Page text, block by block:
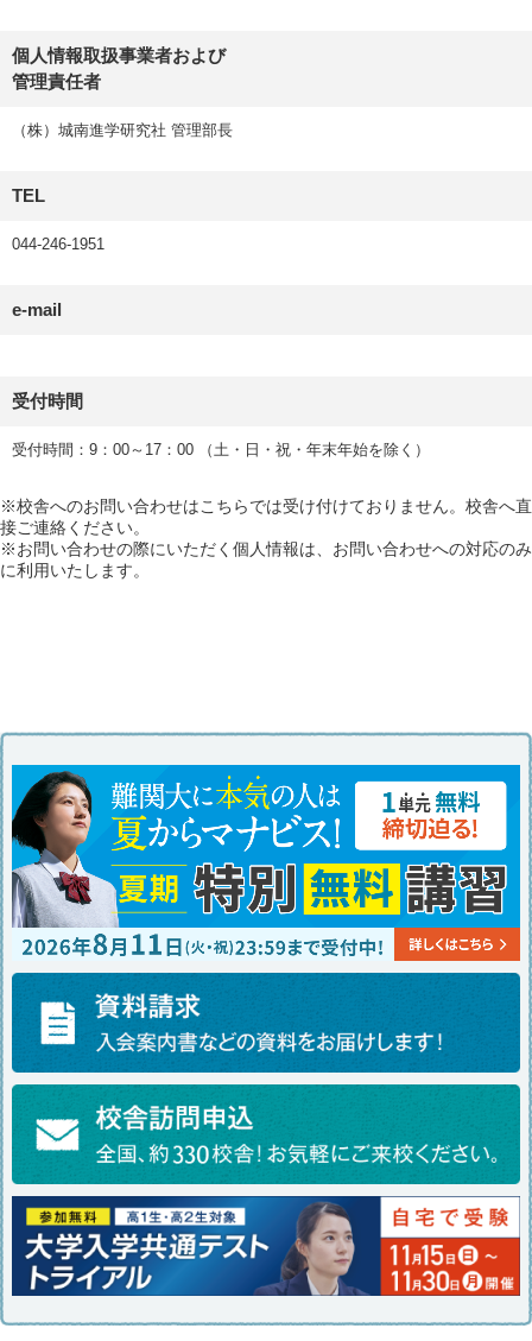
個人情報取扱事業者および
管理責任者
（株）城南進学研究社 管理部長
TEL
044-246-1951
e-mail
受付時間
受付時間：9：00～17：00 （土・日・祝・年末年始を除く）
※校舎へのお問い合わせはこちらでは受け付けておりません。校舎へ直
接ご連絡ください。
※お問い合わせの際にいただく個人情報は、お問い合わせへの対応のみ
に利用いたします。